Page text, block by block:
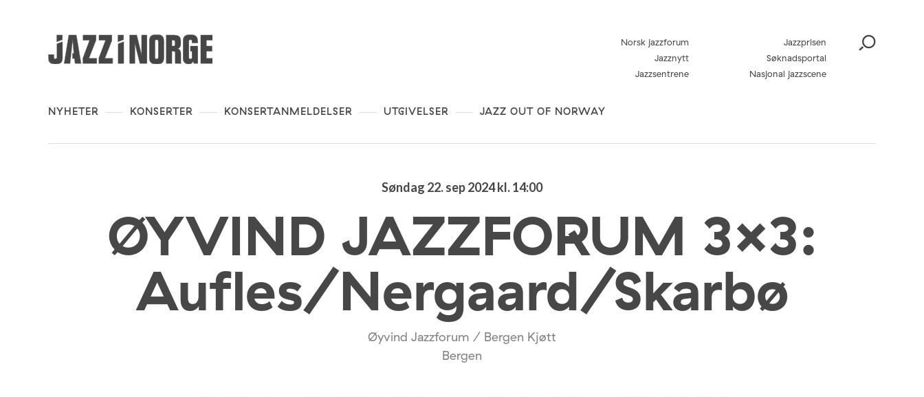
NYHETER KONSERTER KONSERTANMELDELSER UTGIVELSER JAZZ OUT OF NORWAY
Norsk jazzforum
Jazzprisen
Jazznytt
Søknadsportal
Jazzsentrene
Nasjonal jazzscene
Søndag 22. sep 2024 kl. 14:00
ØYVIND JAZZFORUM 3×3:
Aufles/Nergaard/Skarbø
Øyvind Jazzforum / Bergen Kjøtt
Bergen